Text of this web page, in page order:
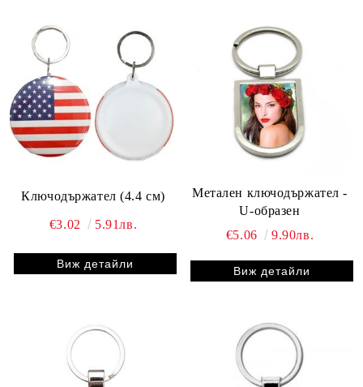
Ключодържател (4.4 см)
€3.02 5.91лв.
Виж детайли
Метален ключодържател -
U-образен
€5.06
9.90лв.
Виж детайли